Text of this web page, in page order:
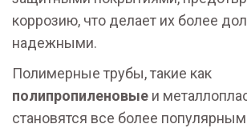
коррозию, что делает их более
надежными.
Полимерные трубы, такие как
полипропиленовые и
становятся все более